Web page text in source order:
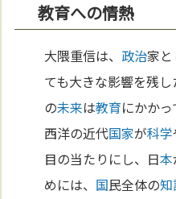
教育への情熱
大隈重信は、 政治家
ても大きな影響を残
の未来は教育にかか
西洋の近代国家が科学
目の当たりにし、日本
めには、 国民全体の